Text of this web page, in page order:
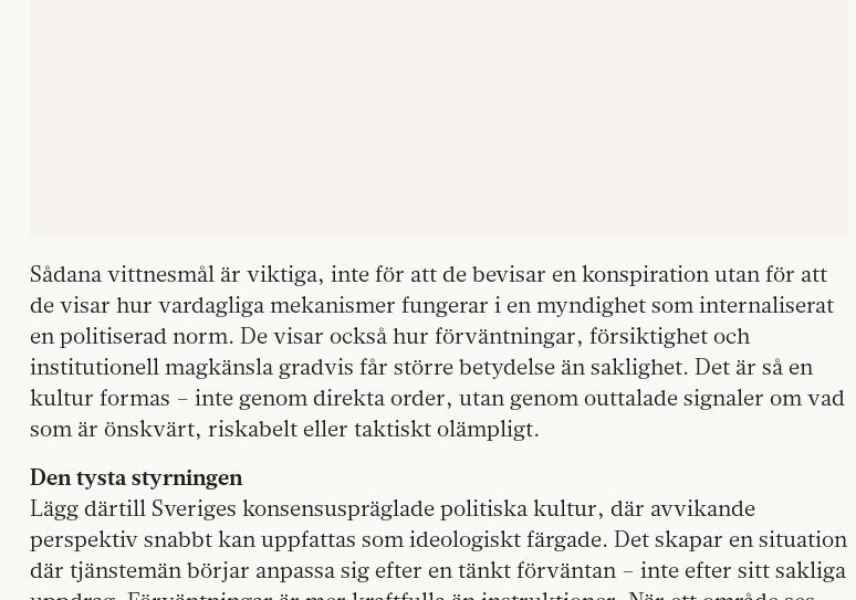
Sådana vittnesmål är viktiga, inte för att de bevisar en konspiration utan för att
de visar hur vardagliga mekanismer fungerar i en myndighet som internaliserat
en politiserad norm. De visar också hur förväntningar, försiktighet och
institutionell magkänsla gradvis får större betydelse än saklighet. Det är så en
kultur formas – inte genom direkta order, utan genom outtalade signaler om vad
som är önskvärt, riskabelt eller taktiskt olämpligt.
Den tysta styrningen
Lägg därtill Sveriges konsensuspräglade politiska kultur, där avvikande
perspektiv snabbt kan uppfattas som ideologiskt färgade. Det skapar en situation
där tjänstemän börjar anpassa sig efter en tänkt förväntan – inte efter sitt sakliga